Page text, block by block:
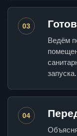
03
Ведём
запуска.
04